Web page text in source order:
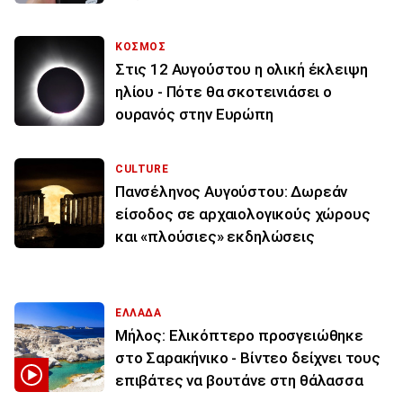
ΚΟΣΜΟΣ
Στις 12 Αυγούστου η ολική έκλειψη
ηλίου - Πότε θα σκοτεινιάσει ο
ουρανός στην Ευρώπη
CULTURE
Πανσέληνος Αυγούστου: Δωρεάν
είσοδος σε αρχαιολογικούς χώρους
και «πλούσιες» εκδηλώσεις
ΕΛΛΑΔΑ
Μήλος: Ελικόπτερο προσγειώθηκε
στο Σαρακήνικο - Βίντεο δείχνει τους
επιβάτες να βουτάνε στη θάλασσα